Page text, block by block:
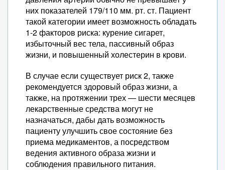
них показателей 179/110 мм. рт. ст. Пациент
такой категории имеет возможность обладать
1-2 факторов риска: курение сигарет,
избыточный вес тела, пассивный образ
жизни, и повышенный холестерин в крови.
В случае если существует риск 2, также
рекомендуется здоровый образ жизни, а
также, на протяжении трех — шести месяцев
лекарственные средства могут не
назначаться, дабы дать возможность
пациенту улучшить свое состояние без
приема медикаментов, а посредством
ведения активного образа жизни и
соблюдения правильного питания.